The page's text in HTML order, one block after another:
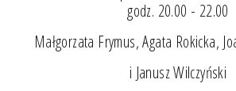
godz. 20.00 - 22.00
Małgorzata Frymus, Agata Rokicka,
i Janusz Wilczyński